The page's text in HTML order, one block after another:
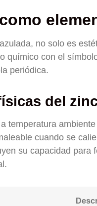
no solo es
químico con el
periódica.
del
temperatura
cuando se
su capacidad para